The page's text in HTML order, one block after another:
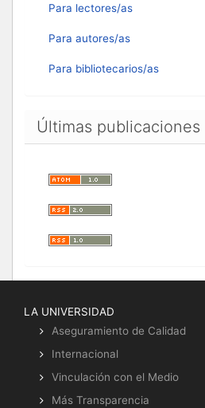
Para lectores/as
Para autores/as
Para bibliotecarios/as
Últimas publicaciones
LA UNIVERSIDAD
Aseguramiento de Calidad
Internacional
Vinculación con el Medio
Más Transparencia